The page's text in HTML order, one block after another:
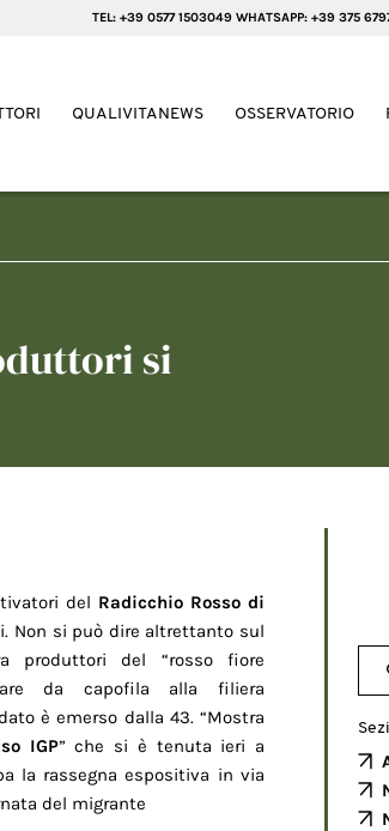
TEL: +39 0577 1503049 WHATSAPP: +39 375
QUALIVITANEWS OSSERVATORIO
si
del Radicchio Rosso di
Non si può dire altrettanto sul
produttori del “rosso fiore
da capofila alla filiera
è emerso dalla 43. “Mostra
IGP” che si è tenuta ieri a
la rassegna espositiva in via
del migrante